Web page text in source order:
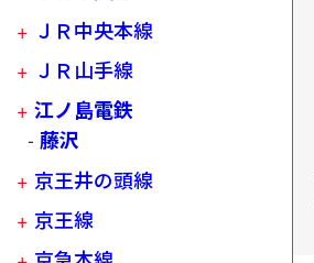
ＪＲ中央本線
ＪＲ山手線
江ノ島電鉄
藤沢
京王井の頭線
京王線